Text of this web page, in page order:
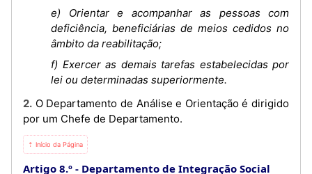
e) Orientar e acompanhar as pessoas com
deficiência, beneficiárias de meios cedidos no
âmbito da reabilitação;
f) Exercer as demais tarefas estabelecidas por
lei ou determinadas superiormente.
2. O Departamento de Análise e Orientação é dirigido
por um Chefe de Departamento.
⇡ Início da Página
Artigo 8.º Departamento de Integração Social